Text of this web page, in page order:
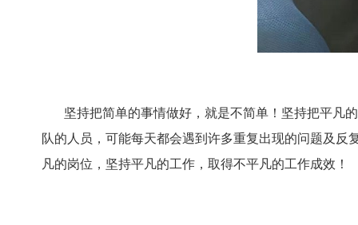
坚持把简单的事情做好，就是不简单！坚持把平凡的
队的人员，可能每天都会遇到许多重复出现的问题及
凡的岗位，坚持平凡的工作，取得不平凡的工作成效！